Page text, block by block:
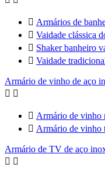
 Armários de
 Vaidade clássica
 Shaker banheiro
 Vaidade
Armário de vinho de aço
 
 Armário de vinho
 Armário de vinho
Armário de TV de aço
 